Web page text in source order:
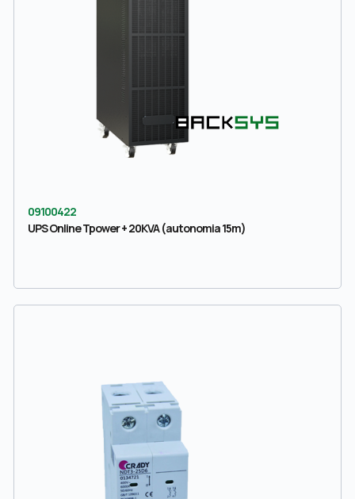
09100422
UPS Online Tpower + 20KVA (autonomia 15m)